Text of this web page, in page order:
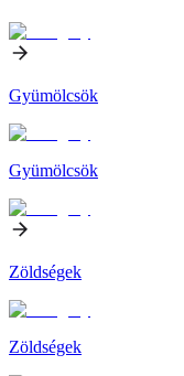
Gyümölcsök
Gyümölcsök
Zöldségek
Zöldségek